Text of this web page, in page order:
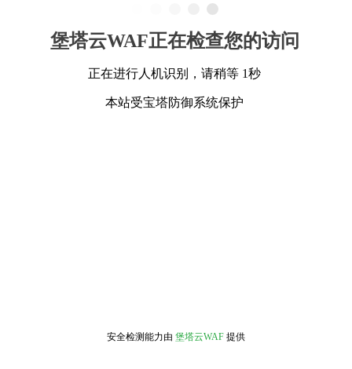
堡塔云WAF正在检查您的访问
正在进行人机识别，请稍等 1秒
本站受宝塔防御系统保护
安全检测能力由 堡塔云WAF 提供